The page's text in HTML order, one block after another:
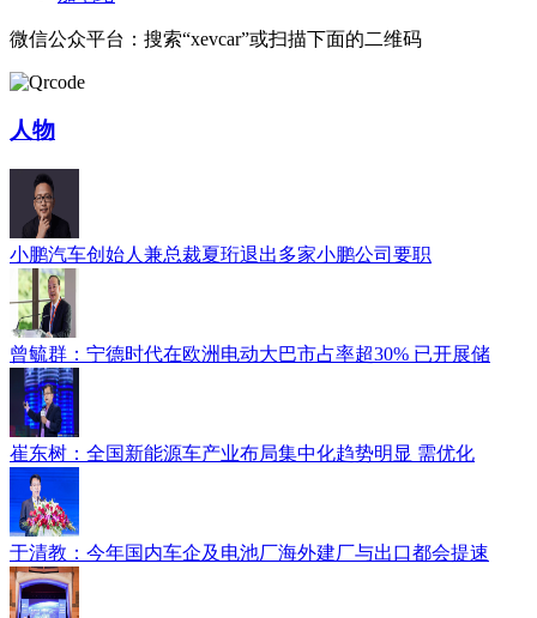
微信公众平台：搜索“xevcar”或扫描下面的二维码
人物
小鹏汽车创始人兼总裁夏珩退出多家小鹏公司要职
曾毓群：宁德时代在欧洲电动大巴市占率超30% 已开展储
崔东树：全国新能源车产业布局集中化趋势明显 需优化
于清教：今年国内车企及电池厂海外建厂与出口都会提速